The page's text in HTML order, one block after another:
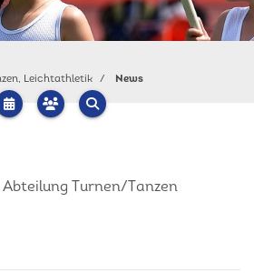
Leichtathletik News
Turnen/Tanzen